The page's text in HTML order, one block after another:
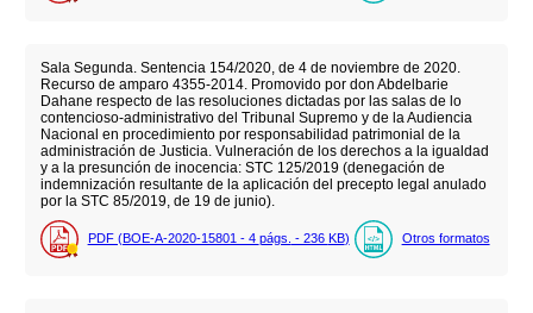
Sala Segunda. Sentencia 154/2020, de 4 de noviembre de 2020.
Recurso de amparo 4355-2014. Promovido por don Abdelbarie
Dahane respecto de las resoluciones dictadas por las salas de lo
contencioso-administrativo del Tribunal Supremo y de la Audiencia
Nacional en procedimiento por responsabilidad patrimonial de la
administración de Justicia. Vulneración de los derechos a la igualdad
y a la presunción de inocencia: STC 125/2019 (denegación de
indemnización resultante de la aplicación del precepto legal anulado
por la STC 85/2019, de 19 de junio).
PDF (BOE-A-2020-15801 - 4 págs. - 236 KB) Otros formatos